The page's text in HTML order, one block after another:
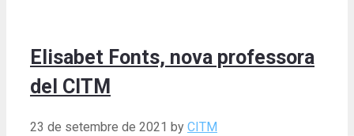
Elisabet Fonts, nova professora
del CITM
23 de setembre de 2021 by CITM